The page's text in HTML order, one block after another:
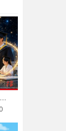
生宣传片重磅上线，赴一场青春之约